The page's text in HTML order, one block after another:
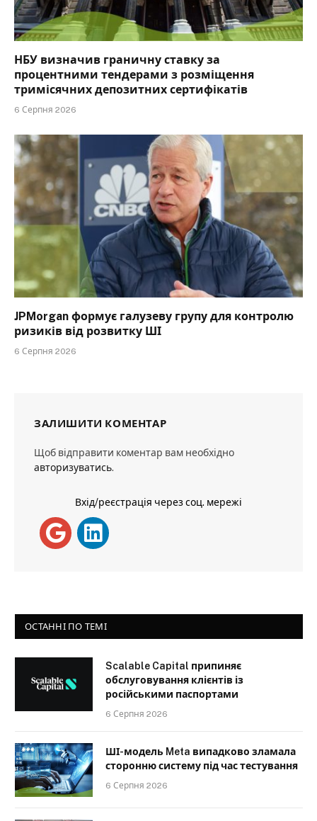
НБУ визначив граничну ставку за
процентними тендерами з розміщення
тримісячних депозитних сертифікатів
6 Серпня 2026
JPMorgan формує галузеву групу для контролю
ризиків від розвитку ШІ
6 Серпня 2026
ЗАЛИШИТИ КОМЕНТАР
Щоб відправити коментар вам необхідно
авторизуватись.
Вхід/реєстрація через соц. мережі
ОСТАННІ ПО ТЕМІ
Scalable Capital припиняє
обслуговування клієнтів із
російськими паспортами
6 Серпня 2026
ШІ-модель Meta випадково зламала
сторонню систему під час тестування
6 Серпня 2026